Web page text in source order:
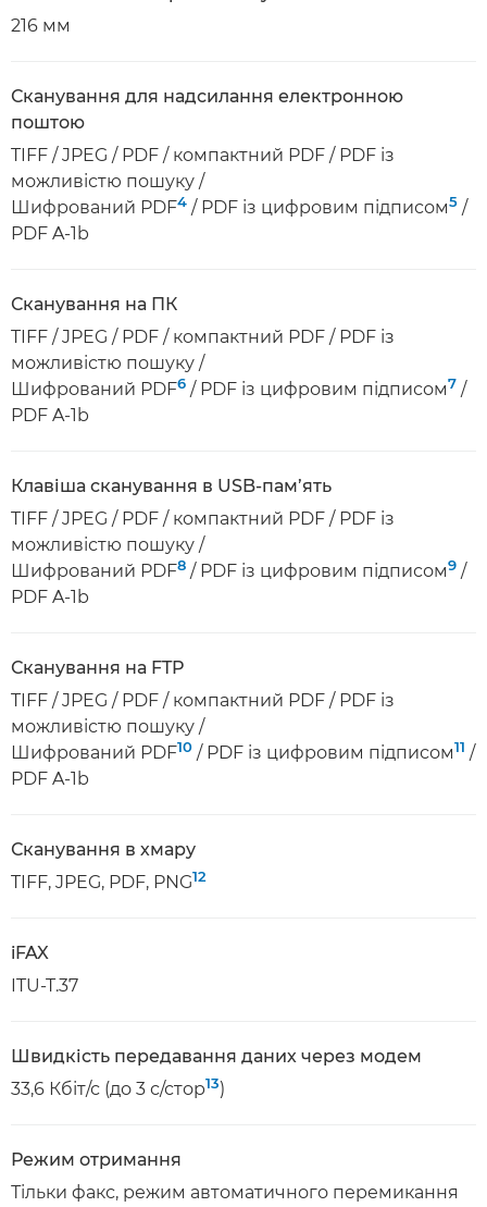
216 мм
Сканування для надсилання електронною
поштою
TIFF / JPEG / PDF / компактний PDF / PDF із
можливістю пошуку /
Шифрований PDF4 / PDF із цифровим підписом5 /
PDF A-1b
Сканування на ПК
TIFF / JPEG / PDF / компактний PDF / PDF із
можливістю пошуку /
Шифрований PDF6 / PDF із цифровим підписом7 /
PDF A-1b
Клавіша сканування в USB-пам’ять
TIFF / JPEG / PDF / компактний PDF / PDF із
можливістю пошуку /
Шифрований PDF8 / PDF із цифровим підписом9 /
PDF A-1b
Сканування на FTP
TIFF / JPEG / PDF / компактний PDF / PDF із
можливістю пошуку /
Шифрований PDF10 / PDF із цифровим підписом11 /
PDF A-1b
Сканування в хмару
TIFF, JPEG, PDF, PNG12
iFAX
ITU-T.37
Швидкість передавання даних через модем
33,6 Кбіт/с (до 3 с/стор13)
Режим отримання
Тільки факс, режим автоматичного перемикання